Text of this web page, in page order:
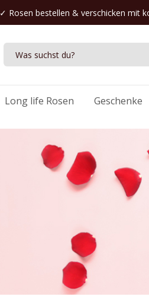
✓ Rosen bestellen & verschicken mit
Long life Rosen Geschenke